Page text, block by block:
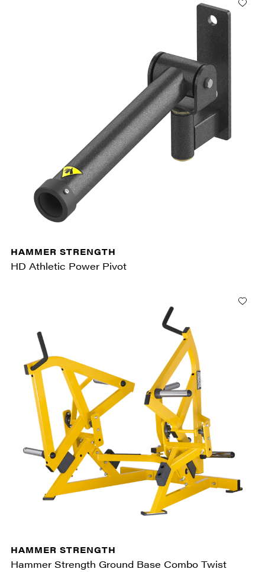
HAMMER STRENGTH
HD Athletic Power Pivot
HAMMER STRENGTH
Hammer Strength Ground Base Combo Twist